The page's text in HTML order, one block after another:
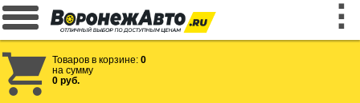
Товаров в корзине: 0
на сумму
0 руб.